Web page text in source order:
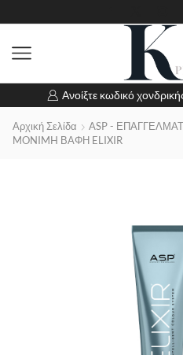
Ανοίξτε κωδικό
Αρχική Σελίδα ASP -
MONIMH ΒΑΦΗ ELIXIR